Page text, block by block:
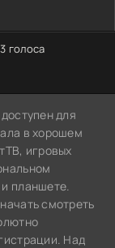
3 голоса
для
в хорошем
игровых
планшете.
смотреть
Над